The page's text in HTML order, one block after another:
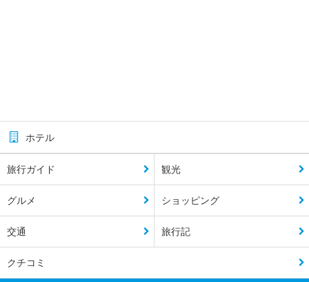
ホテル
旅行ガイド 観光
グルメ ショッピング
交通 旅行記
クチコミ